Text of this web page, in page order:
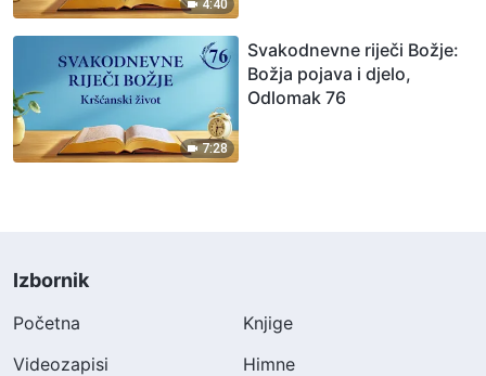
4:40
7:28
Svakodnevne riječi Božje:
Božja pojava i djelo,
Odlomak 76
Izbornik
Početna
Knjige
Videozapisi
Himne